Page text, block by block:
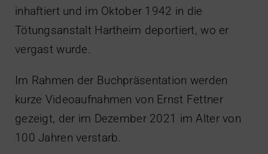
inhaftiert und im Oktober 1942 in die
Tötungsanstalt Hartheim deportiert, wo er
vergast wurde.
Im Rahmen der Buchpräsentation werden
kurze Videoaufnahmen von Ernst Fettner
gezeigt, der im Dezember 2021 im Alter von
100 Jahren verstarb.